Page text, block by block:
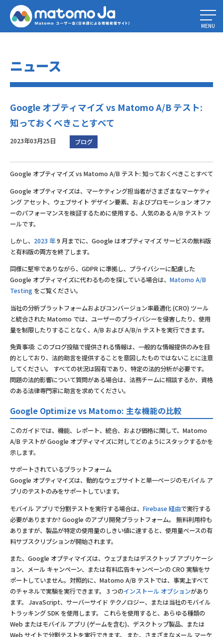
Home»
Google オプティマイズ vs Matomo A/B テスト: 知っておくべきこ
とすべて
MENU
ニュース
Google オプティマイズ vs Matomo A/B テスト:
知っておくべきことすべて
2023年03月25日 ブログ
Google オプティマイズ vs Matomo A/B テスト: 知っておくべきことすべて
Google オプティマイズは、マーケティング担当者がさまざまなマーケティ
ング アセット、ウェブサイト デザイン要素、およびプロモーション オファ
ーのパフォーマンスを検証するために使用する、人気のある A/B テスト ツ
ールです。
しかし、 2023 年9 月までに、Google はオプティマイズ サービスの無料版
と有料版の両方を終了します。
同様に堅牢でありながら、GDPR に準拠し、プライバシーに配慮した
Google オプティマイズに代わるものを探している場合は、 Matomo A/B
Testing をご覧ください。
当社の分析プラットフォームおよびコンバージョン率最適化 (CRO) ツール
と統合された Matomo では、ユーザーのプライバシーを侵害したり、使用
量を制限したりすることなく、A/B および A/B/n テストを実行できます。
免責事項: このブログ投稿で提供される情報は、一般的な情報提供のみを目
的としており、法的助言を提供することを意図したものではないことに注意
してください。 すべての状況は固有であり、特定の法的分析が必要です。
問題の法的影響について質問がある場合は、法務チームに相談するか、資格
のある法律専門家に助言を求めてください。
Google Optimize vs Matomo: 主な機能の比較
このガイドでは、機能、レポート、統合、および価格に関して、Matomo
A/B テストが Google オプティマイズに対してどのようにスタックするかを
示します。
サポートされているプラットフォーム
Google オプティマイズは、動的なウェブサイトと単一ページのモバイル ア
プリのテストのみをサポートしています。
モバイル アプリで分割テストを実行する場合は、 Firebase 経由で実行する
必要がありますか? Google のアプリ開発プラットフォーム。 無料利用枠も
ありますが、製品が特定の使用量のしきい値に達すると、使用量ベースの有
料サブスクリプションが開始されます。
また、Google オプティマイズは、ウェブまたはデスクトップ アプリケーシ
ョン、メール キャンペーン、または有料広告キャンペーンの CRO 実験をサ
ポートしていません。対照的に、Matomo A/B テストでは、事実上すべて
のチャネルで実験を実行できます。 3 つのインストール オプションがあり
ます。 JavaScript、サーバーサイド テクノロジー、または当社のモバイル
トラッキング SDK を使用します。 これらを使用すると、あらゆる種類の
Web またはモバイル アプリ (ゲームを含む)、デスクトップ製品、または
Web サイトで分割テストを実行できます。 また、さまざまなメール マーケ